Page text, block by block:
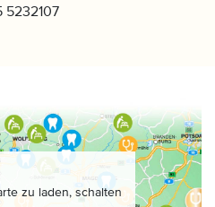
5232107
zu laden, schalten